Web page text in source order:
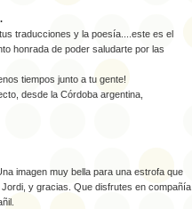
traducciones y la poesía....este es el
honrada de poder saludarte por las
tiempos junto a tu gente!
desde la Córdoba argentina,
imagen muy bella para una estrofa que
y gracias. Que disfrutes en compañía